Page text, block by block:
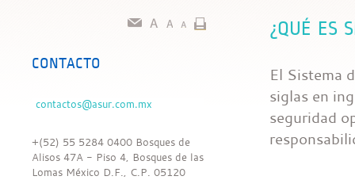
¿QUÉ ES
El Sistema
siglas en
seguridad
CONTACTO
+(52) 55 5284 0400 Bosques de
Alisos 47A - Piso 4, Bosques de las
Lomas México D.F., C.P. 05120